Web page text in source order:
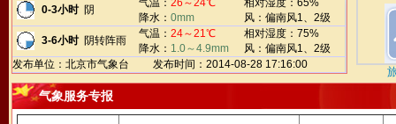
0-3小时 阴
气温： 26～24℃
降水： 0mm
相对湿度：65%
风：偏南风1、2级
3-6小时 阴转阵雨
气温： 24～21℃
降水： 1.0～4.9mm
相对湿度：75%
风：偏南风1、2级
发布单位：北京市气象台 发布时间：2014-08-28 17:16:00
气象服务专报